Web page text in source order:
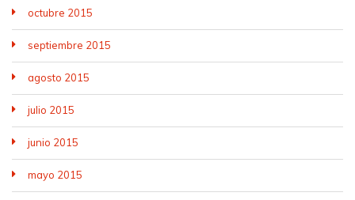
octubre 2015
septiembre 2015
agosto 2015
julio 2015
junio 2015
mayo 2015